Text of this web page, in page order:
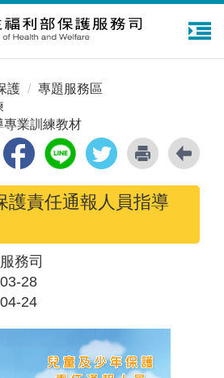
護
專題服務區
專業訓練教材
護責任通報人員指導
務司
28
24